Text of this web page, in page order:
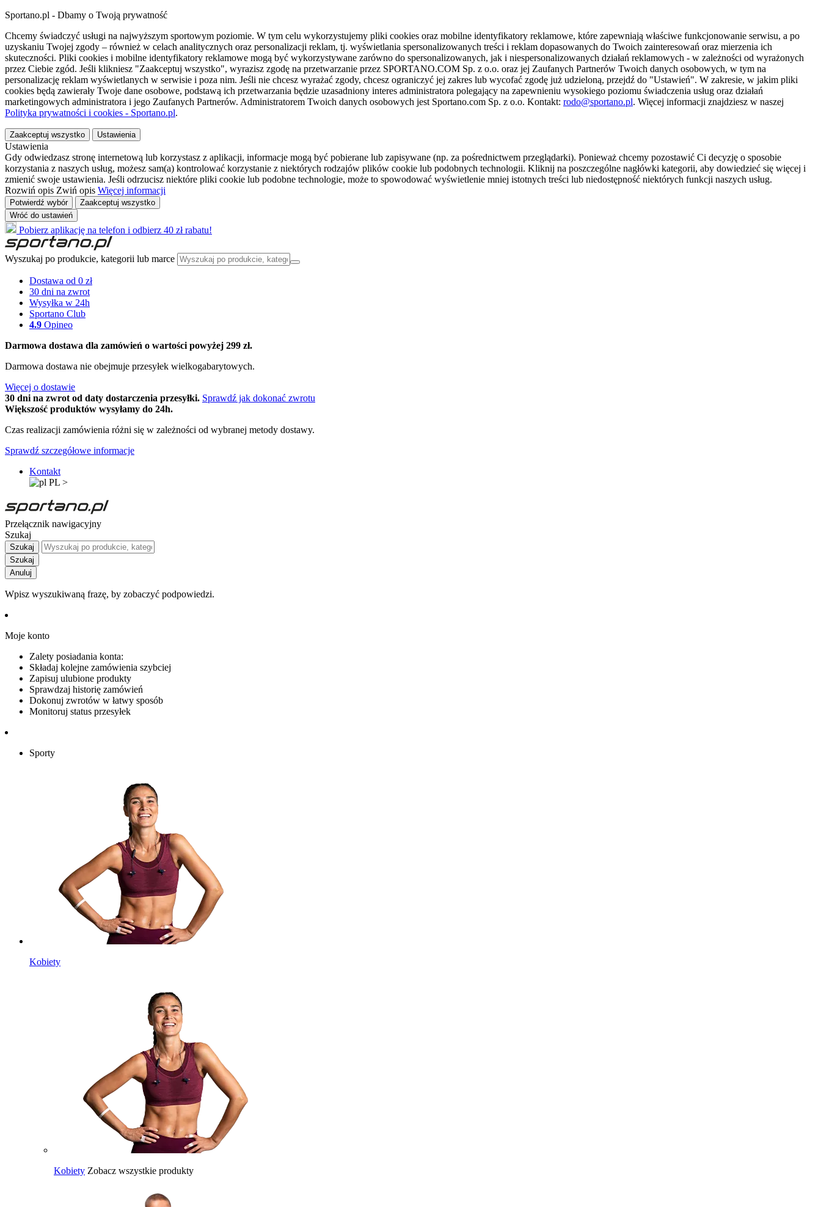
Sportano.pl - Dbamy o Twoją prywatność
Chcemy świadczyć usługi na najwyższym sportowym poziomie. W tym celu wykorzystujemy pliki cookies oraz mobilne identyfikatory reklamowe, które zapewniają właściwe funkcjonowanie serwisu, a po
uzyskaniu Twojej zgody – również w celach analitycznych oraz personalizacji reklam, tj. wyświetlania spersonalizowanych treści i reklam dopasowanych do Twoich zainteresowań oraz mierzenia ich
skuteczności. Pliki cookies i mobilne identyfikatory reklamowe mogą być wykorzystywane zarówno do spersonalizowanych, jak i niespersonalizowanych działań reklamowych - w zależności od wyrażonych
przez Ciebie zgód. Jeśli klikniesz "Zaakceptuj wszystko", wyrazisz zgodę na przetwarzanie przez SPORTANO.COM Sp. z o.o. oraz jej Zaufanych Partnerów Twoich danych osobowych, w tym na
personalizację reklam wyświetlanych w serwisie i poza nim. Jeśli nie chcesz wyrażać zgody, chcesz ograniczyć jej zakres lub wycofać zgodę już udzieloną, przejdź do "Ustawień". W zakresie, w jakim pliki
cookies będą zawierały Twoje dane osobowe, podstawą ich przetwarzania będzie uzasadniony interes administratora polegający na zapewnieniu wysokiego poziomu świadczenia usług oraz działań
marketingowych administratora i jego Zaufanych Partnerów. Administratorem Twoich danych osobowych jest Sportano.com Sp. z o.o. Kontakt: rodo@sportano.pl. Więcej informacji znajdziesz w naszej
Polityka prywatności i cookies - Sportano.pl.
Zaakceptuj wszystko Ustawienia
Ustawienia
Gdy odwiedzasz stronę internetową lub korzystasz z aplikacji, informacje mogą być pobierane lub zapisywane (np. za pośrednictwem przeglądarki). Ponieważ chcemy pozostawić Ci decyzję o sposobie
korzystania z naszych usług, możesz sam(a) kontrolować korzystanie z niektórych rodzajów plików cookie lub podobnych technologii. Kliknij na poszczególne nagłówki kategorii, aby dowiedzieć się więcej i
zmienić swoje ustawienia. Jeśli odrzucisz niektóre pliki cookie lub podobne technologie, może to spowodować wyświetlenie mniej istotnych treści lub niedostępność niektórych funkcji naszych usług.
Rozwiń opis Zwiń opis Więcej informacji
Potwierdź wybór
Zaakceptuj wszystko
Wróć do ustawień
Pobierz aplikację na telefon i odbierz 40 zł rabatu!
Wyszukaj po produkcie, kategorii lub marce
Dostawa od 0 zł
30 dni na zwrot
Wysyłka w 24h
Sportano Club
4.9 Opineo
Darmowa dostawa dla zamówień o wartości powyżej 299 zł.
Darmowa dostawa nie obejmuje przesyłek wielkogabarytowych.
Więcej o dostawie
30 dni na zwrot od daty dostarczenia przesyłki. Sprawdź jak dokonać zwrotu
Większość produktów wysyłamy do 24h.
Czas realizacji zamówienia różni się w zależności od wybranej metody dostawy.
Sprawdź szczegółowe informacje
Kontakt
PL >
Przełącznik nawigacyjny
Szukaj
Szukaj
Szukaj
Anuluj
Wpisz wyszukiwaną frazę, by zobaczyć podpowiedzi.
Moje konto
Zalety posiadania konta:
Składaj kolejne zamówienia szybciej
Zapisuj ulubione produkty
Sprawdzaj historię zamówień
Dokonuj zwrotów w łatwy sposób
Monitoruj status przesyłek
Sporty
Kobiety
Kobiety Zobacz wszystkie produkty